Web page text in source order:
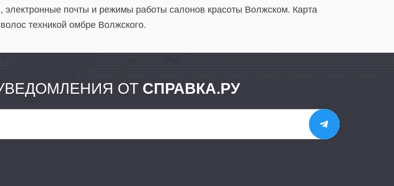
почты и режимы работы салонов красоты Волжском. Карта
техникой омбре Волжского.
ОТ СПРАВКА.РУ